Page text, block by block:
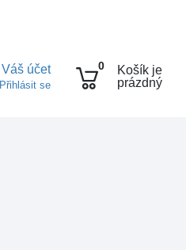
Váš účet
Přihlásit se
0
Košík je
prázdný